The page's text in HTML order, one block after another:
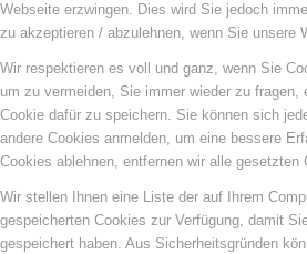
Webseite erzwingen. Dies wird Sie jedoch
zu akzeptieren / abzulehnen, wenn Sie unsere
Wir respektieren es voll und ganz, wenn Sie
um zu vermeiden, Sie immer wieder zu fragen,
Cookie dafür zu speichern. Sie können sich
andere Cookies anmelden, um eine bessere
Cookies ablehnen, entfernen wir alle gesetzten
Wir stellen Ihnen eine Liste der auf Ihrem
gespeicherten Cookies zur Verfügung, damit
gespeichert haben. Aus Sicherheitsgründen